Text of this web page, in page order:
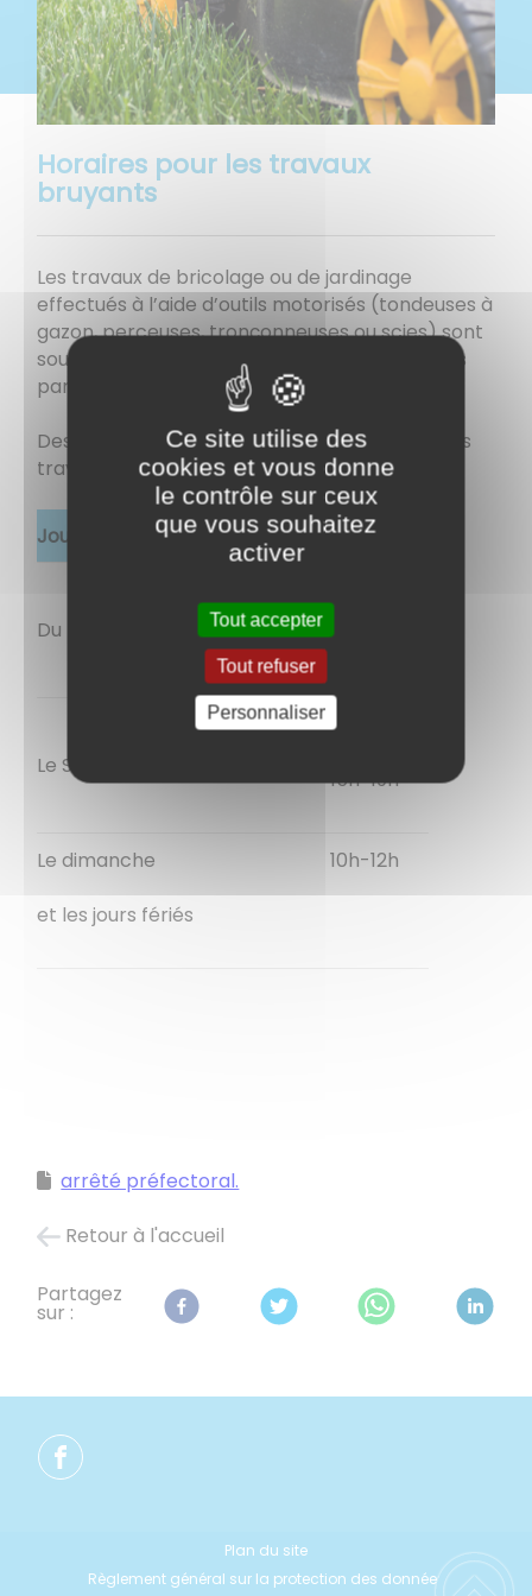
Horaires pour les travaux
bruyants
Les travaux de bricolage ou de jardinage
effectués à l’aide d’outils motorisés (tondeuses à
gazon, perceuses, tronçonneuses ou scies) sont
sources de nuisances sonores et réglementés
par un arrêté préfectoral.
Des horaires sont autorisés pour effectuer ces
travaux :
Jours Heures
Du lundi au vendredi
14h-19h
Le Samedi
9h-12h
15h-19h
Le dimanche
et les jours fériés
10h-12h
arrêté préfectoral.
Retour à l'accueil
Partagez
sur :
Plan du site
Règlement général sur la protection des données
Ce site utilise des
cookies et vous donne
le contrôle sur ceux
que vous souhaitez
activer
Tout accepter
Tout refuser
Personnaliser